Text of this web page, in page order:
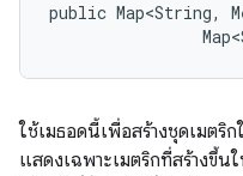
public Map<String,
ใช้เมธอดนี้เพื่อสร้างชุดเมตริ
แสดงเฉพาะเมตริกที่สร้างขึ้